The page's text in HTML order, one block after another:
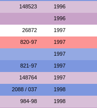
148523 1996
1996
26872 1997
820-97 1997
1997
821-97 1997
148764 1997
2088 / 037 1998
984-98 1998